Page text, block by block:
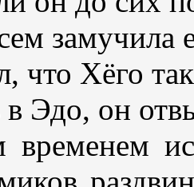
замучила
Хёго так
он
временем